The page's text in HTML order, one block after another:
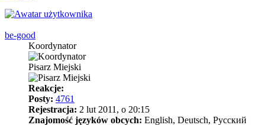
be-good
Koordynator
Pisarz Miejski
Reakcje:
Posty: 4761
Rejestracja: 2 lut 2011, o 20:15
Znajomość języków obcych: English, Deutsch, Pусский